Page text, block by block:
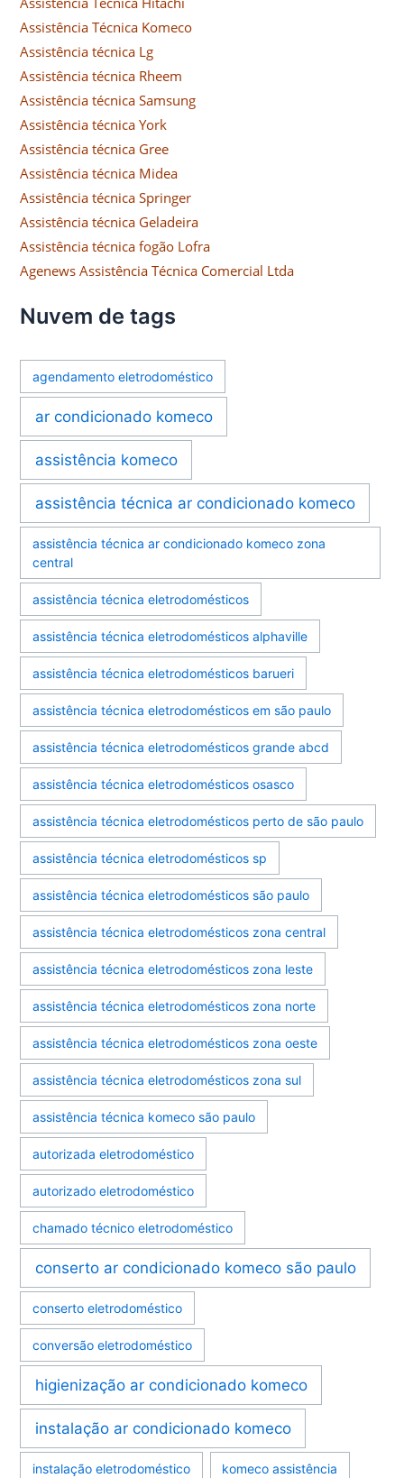
Assistência Técnica Komeco
Assistência técnica Lg
Assistência técnica Rheem
Assistência técnica Samsung
Assistência técnica York
Assistência técnica Gree
Assistência técnica Midea
Assistência técnica Springer
Assistência técnica Geladeira
Assistência técnica fogão Lofra
Agenews Assistência Técnica Comercial Ltda
Nuvem de tags
agendamento eletrodoméstico
ar condicionado komeco
assistência komeco
assistência técnica ar condicionado komeco
assistência técnica ar condicionado komeco zona
central
assistência técnica eletrodomésticos
assistência técnica eletrodomésticos alphaville
assistência técnica eletrodomésticos barueri
assistência técnica eletrodomésticos em são paulo
assistência técnica eletrodomésticos grande abcd
assistência técnica eletrodomésticos osasco
assistência técnica eletrodomésticos perto de são paulo
assistência técnica eletrodomésticos sp
assistência técnica eletrodomésticos são paulo
assistência técnica eletrodomésticos zona central
assistência técnica eletrodomésticos zona leste
assistência técnica eletrodomésticos zona norte
assistência técnica eletrodomésticos zona oeste
assistência técnica eletrodomésticos zona sul
assistência técnica komeco são paulo
autorizada eletrodoméstico
autorizado eletrodoméstico
chamado técnico eletrodoméstico
conserto ar condicionado komeco são paulo
conserto eletrodoméstico
conversão eletrodoméstico
higienização ar condicionado komeco
instalação ar condicionado komeco
instalação eletrodoméstico komeco assistência